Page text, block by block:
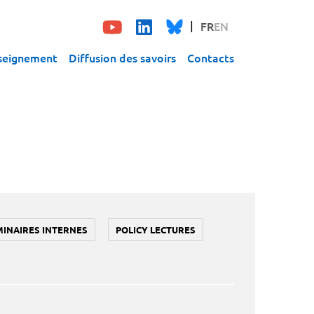
FREN
Diffusion des savoirs Contacts
INTERNES POLICY LECTURES